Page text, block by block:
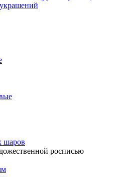
шаров
росписью